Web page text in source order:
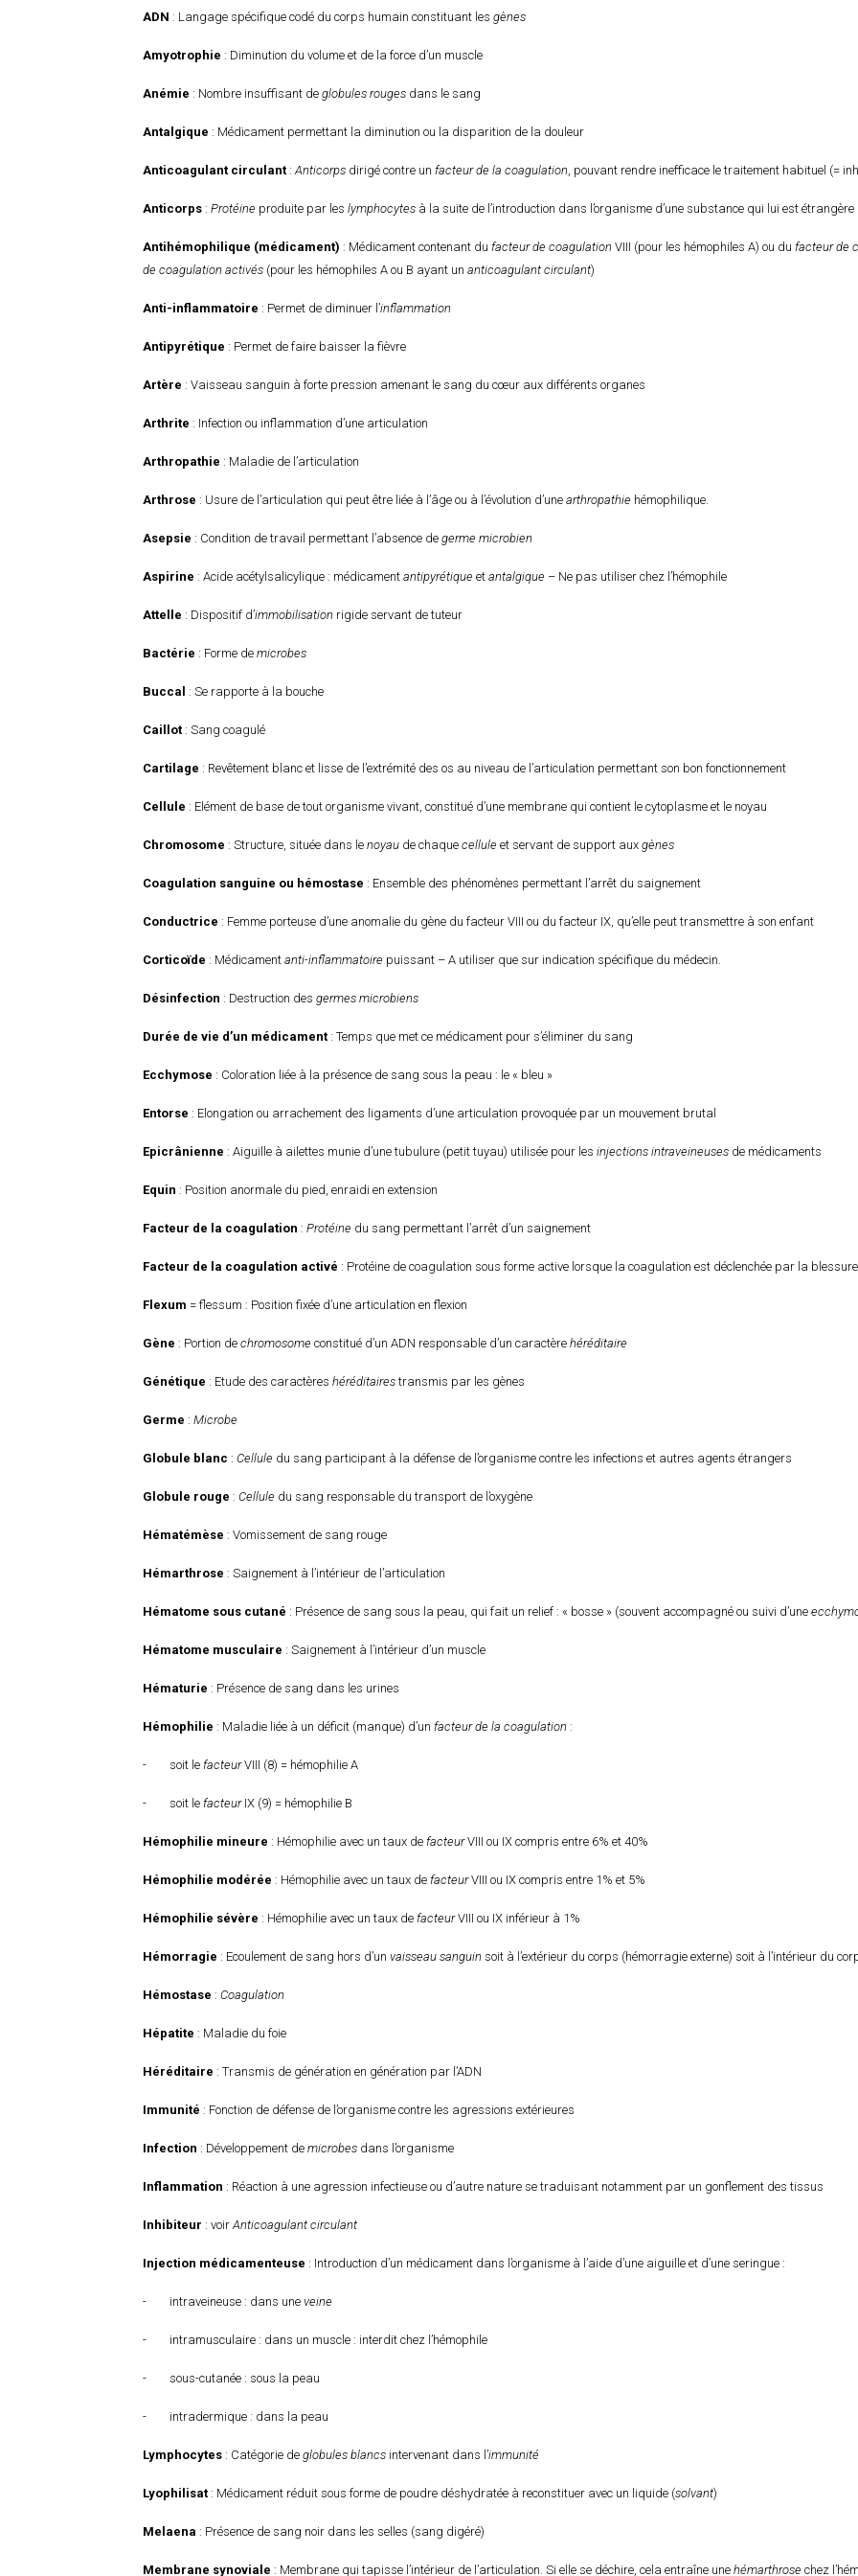
ADN : Langage spécifique codé du corps humain constituant lesgènes
Amyotrophie : Diminution du volume et de la force d’un muscle
Anémie : Nombre insuffisant deglobules rouges dans le sang
Antalgique : Médicament permettant la diminution ou la disparition de la douleur
Anticoagulant circulant :Anticorps dirigé contre unfacteur de la coagulation, pouvant rendre inefficace le traitement habituel (=
Anticorps :Protéine produite par leslymphocytes à la suite de l’introduction dans l’organisme d’une substance qui lui est étrangère
Antihémophilique (médicament) : Médicament contenant dufacteur de coagulation VIII (pour les hémophiles A) ou dufacteur de
de coagulation activés (pour les hémophiles A ou B ayant unanticoagulant circulant)
Anti-inflammatoire : Permet de diminuer l’inflammation
Antipyrétique : Permet de faire baisser la fièvre
Artère : Vaisseau sanguin à forte pression amenant le sang du cœur aux différents organes
Arthrite : Infection ou inflammation d’une articulation
Arthropathie : Maladie de l’articulation
Arthrose : Usure de l’articulation qui peut être liée à l’âge ou à l’évolution d’unearthropathie hémophilique.
Asepsie : Condition de travail permettant l’absence degerme microbien
Aspirine : Acide acétylsalicylique : médicamentantipyrétique etantalgique – Ne pas utiliser chez l’hémophile
Attelle : Dispositif d’immobilisation rigide servant de tuteur
Bactérie : Forme demicrobes
Buccal : Se rapporte à la bouche
Caillot : Sang coagulé
Cartilage : Revêtement blanc et lisse de l’extrémité des os au niveau de l’articulation permettant son bon fonctionnement
Cellule : Elément de base de tout organisme vivant, constitué d’une membrane qui contient le cytoplasme et le noyau
Chromosome : Structure, située dans lenoyau de chaquecellule et servant de support auxgènes
Coagulation sanguine ou hémostase : Ensemble des phénomènes permettant l’arrêt du saignement
Conductrice : Femme porteuse d’une anomalie du gène du facteur VIII ou du facteur IX, qu’elle peut transmettre à son enfant
Corticoïde : Médicamentanti-inflammatoire puissant – A utiliser que sur indication spécifique du médecin.
Désinfection : Destruction desgermes microbiens
Durée de vie d’un médicament : Temps que met ce médicament pour s’éliminer du sang
Ecchymose : Coloration liée à la présence de sang sous la peau : le « bleu »
Entorse : Elongation ou arrachement des ligaments d’une articulation provoquée par un mouvement brutal
Epicrânienne : Aiguille à ailettes munie d’une tubulure (petit tuyau) utilisée pour lesinjections intraveineuses de médicaments
Equin : Position anormale du pied, enraidi en extension
Facteur de la coagulation :Protéine du sang permettant l’arrêt d’un saignement
Facteur de la coagulation activé : Protéine de coagulation sous forme active lorsque la coagulation est déclenchée par la
Flexum = flessum : Position fixée d’une articulation en flexion
Gène : Portion dechromosome constitué d’un ADN responsable d’un caractèrehéréditaire
Génétique : Etude des caractèreshéréditairestransmis par les gènes
Germe :Microbe
Globule blanc :Cellule du sang participant à la défense de l’organisme contre les infections et autres agents étrangers
Globule rouge :Cellule du sang responsable du transport de l’oxygène
Hématémèse : Vomissement de sang rouge
Hémarthrose : Saignement à l’intérieur de l’articulation
Hématome sous cutané : Présence de sang sous la peau, qui fait un relief : « bosse » (souvent accompagné ou suivi d’une
Hématome musculaire : Saignement à l’intérieur d’un muscle
Hématurie : Présence de sang dans les urines
Hémophilie : Maladie liée à un déficit (manque) d’unfacteur de la coagulation :
- soit lefacteurVIII (8) = hémophilie A
- soit lefacteurIX (9) = hémophilie B
Hémophilie mineure : Hémophilie avec un taux defacteurVIII ou IX compris entre 6% et 40%
Hémophilie modérée : Hémophilie avec un taux defacteurVIII ou IX compris entre 1% et 5%
Hémophilie sévère : Hémophilie avec un taux defacteurVIII ou IX inférieur à 1%
Hémorragie : Ecoulement de sang hors d’unvaisseau sanguin soit à l’extérieur du corps (hémorragie externe) soit à l’intérieur du
Hémostase :Coagulation
Hépatite : Maladie du foie
Héréditaire : Transmis de génération en génération par l’ADN
Immunité : Fonction de défense de l’organisme contre les agressions extérieures
Infection : Développement demicrobes dans l’organisme
Inflammation : Réaction à une agression infectieuse ou d’autre nature se traduisant notamment par un gonflement des tissus
Inhibiteur : voirAnticoagulant circulant
Injection médicamenteuse : Introduction d’un médicament dans l’organisme à l’aide d’une aiguille et d’une seringue :
- intraveineuse : dans uneveine
- intramusculaire : dans un muscle : interdit chez l’hémophile
- sous-cutanée : sous la peau
- intradermique : dans la peau
Lymphocytes : Catégorie deglobules blancs intervenant dans l’immunité
Lyophilisat : Médicament réduit sous forme de poudre déshydratée à reconstituer avec un liquide (solvant)
Melaena : Présence de sang noir dans les selles (sang digéré)
Membrane synoviale : Membrane qui tapisse l’intérieur de l’articulation. Si elle se déchire, cela entraîne unehémarthrose chez